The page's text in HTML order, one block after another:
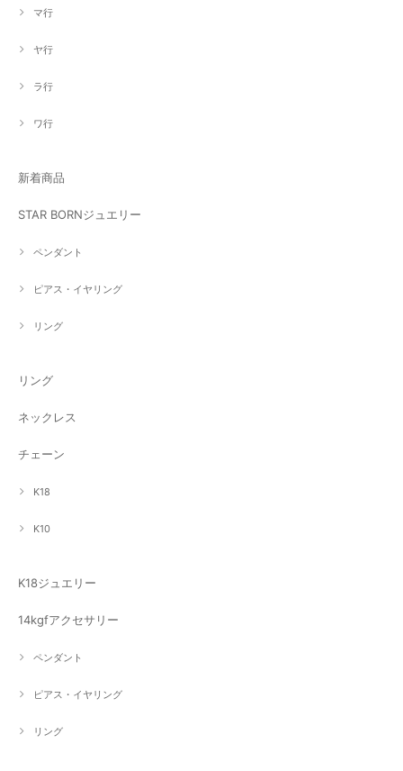
マ行
ヤ行
ラ行
ワ行
新着商品
STAR BORNジュエリー
ペンダント
ピアス・イヤリング
リング
リング
ネックレス
チェーン
K18
K10
K18ジュエリー
14kgfアクセサリー
ペンダント
ピアス・イヤリング
リング